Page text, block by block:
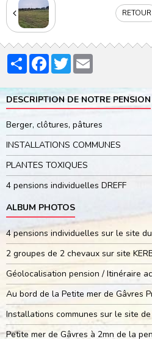
RETOUR
PartagerFacebook
Twitter
DESCRIPTION DE NOTRE PENSION
Berger, clôtures, pâtures
INSTALLATIONS COMMUNES
PLANTES TOXIQUES
4 pensions individuelles DREFF
ALBUM PHOTOS
4 pensions individuelles sur le site du
2 groupes de 2 chevaux sur site
Géolocalisation pension / Itinéraire
Au bord de la Petite mer de Gâvres
Installations communes sur le site de
Petite mer de Gâvres à 2mn de la